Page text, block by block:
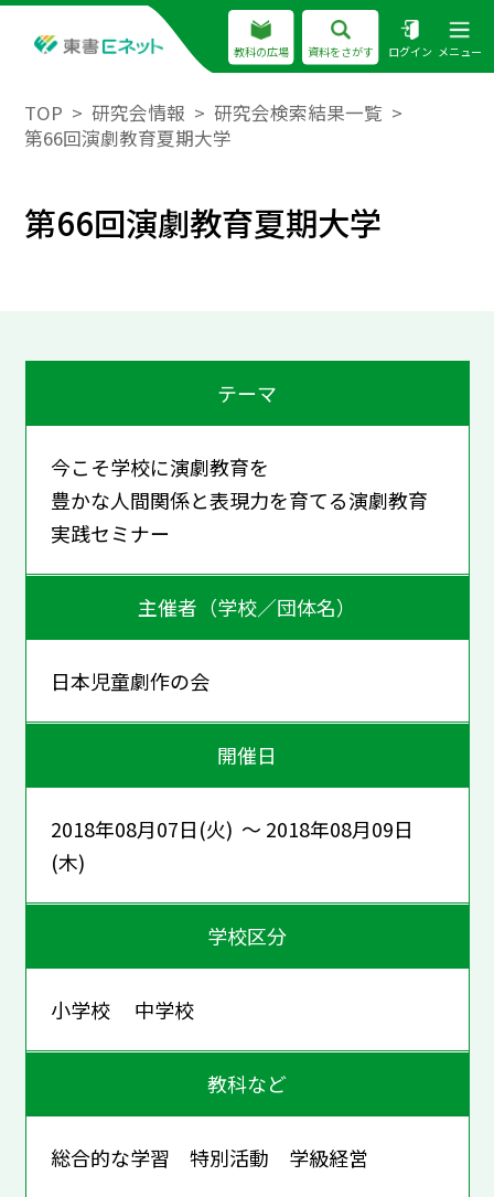
教科の広場 資料をさがす ログイン メニュー
TOP 研究会情報
研究会検索結果一覧
第66回演劇教育夏期大学
第66回演劇教育夏期大学
テーマ
今こそ学校に演劇教育を
豊かな人間関係と表現力を育てる演劇教育
実践セミナー
主催者（学校／団体名）
日本児童劇作の会
開催日
2018年08月07日(火) ～ 2018年08月09日
(木)
学校区分
小学校 中学校
教科など
総合的な学習 特別活動 学級経営